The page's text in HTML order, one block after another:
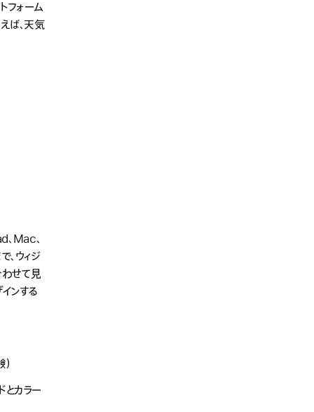
フォーム
ば、天気
Mac、
、ウィジ
わせて見
ンする
とカラー